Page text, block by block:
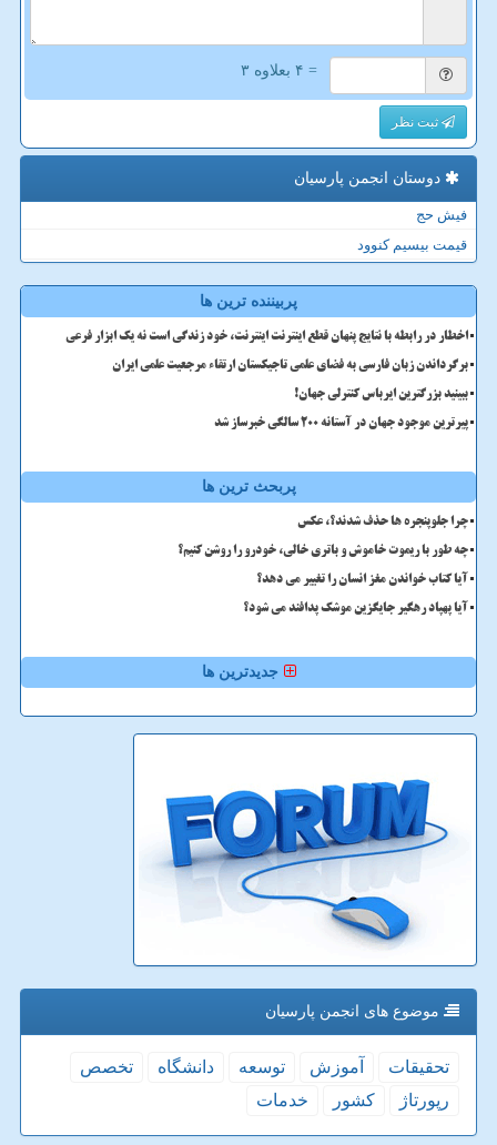
= ۴ بعلاوه ۳
ثبت نظر
دوستان انجمن پارسیان
فیش حج
قیمت بیسیم کنوود
پربیننده ترین ها
اخطار در رابطه با نتایج پنهان قطع اینترنت اینترنت، خود زندگی است نه یک ابزار فرعی
برگرداندن زبان فارسی به فضای علمی تاجیکستان ارتقاء مرجعیت علمی ایران
ببینید بزرگترین ایرباس کنترلی جهان!
پیرترین موجود جهان در آستانه ۲۰۰ سالگی خبرساز شد
پربحث ترین ها
چرا جلوپنجره ها حذف شدند؟، عکس
چه طور با ریموت خاموش و باتری خالی، خودرو را روشن کنیم؟
آیا کتاب خواندن مغز انسان را تغییر می دهد؟
آیا پهپاد رهگیر جایگزین موشک پدافند می شود؟
جدیدترین ها
موضوع های انجمن پارسیان
تحقیقات آموزش توسعه دانشگاه
تخصص
رپورتاژ
كشور خدمات